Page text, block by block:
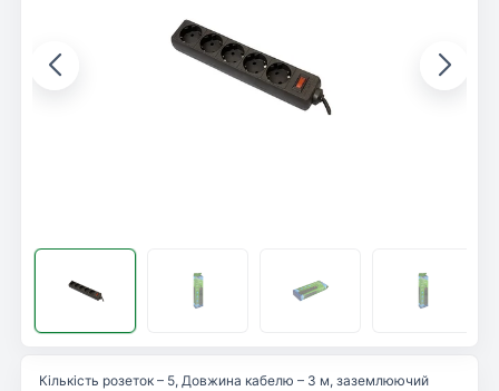
Кількість розеток – 5, Довжина кабелю – 3 м, заземлюючий